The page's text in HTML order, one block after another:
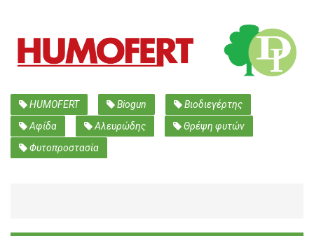
HUMOFERT Biogun
Βιοδιεγέρτης
Αφίδα
Αλευρώδης
Θρέψη φυτών
Φυτοπροστασία